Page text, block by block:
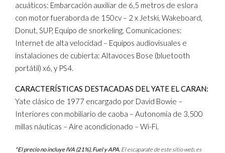
acuáticos: Embarcación auxiliar de 6,5 metros de eslora
con motor fueraborda de 150cv – 2 x Jetski, Wakeboard,
Donut, SUP, Equipo de snorkeling. Comunicaciones:
Internet de alta velocidad – Equipos audiovisuales e
instalaciones de cubierta: Altavoces Bose (bluetooth
portátil) x6, y PS4.
CARACTERÍSTICAS DESTACADAS DEL YATE EL CARAN:
Yate clásico de 1977 encargado por David Bowie –
Interiores con mobiliario de caoba – Autonomía de 3,500
millas náuticas – Aire acondicionado – Wi-Fi.
*El precio no incluye IVA (21%), Fuel y APA. El escaparate de este sitio web, es